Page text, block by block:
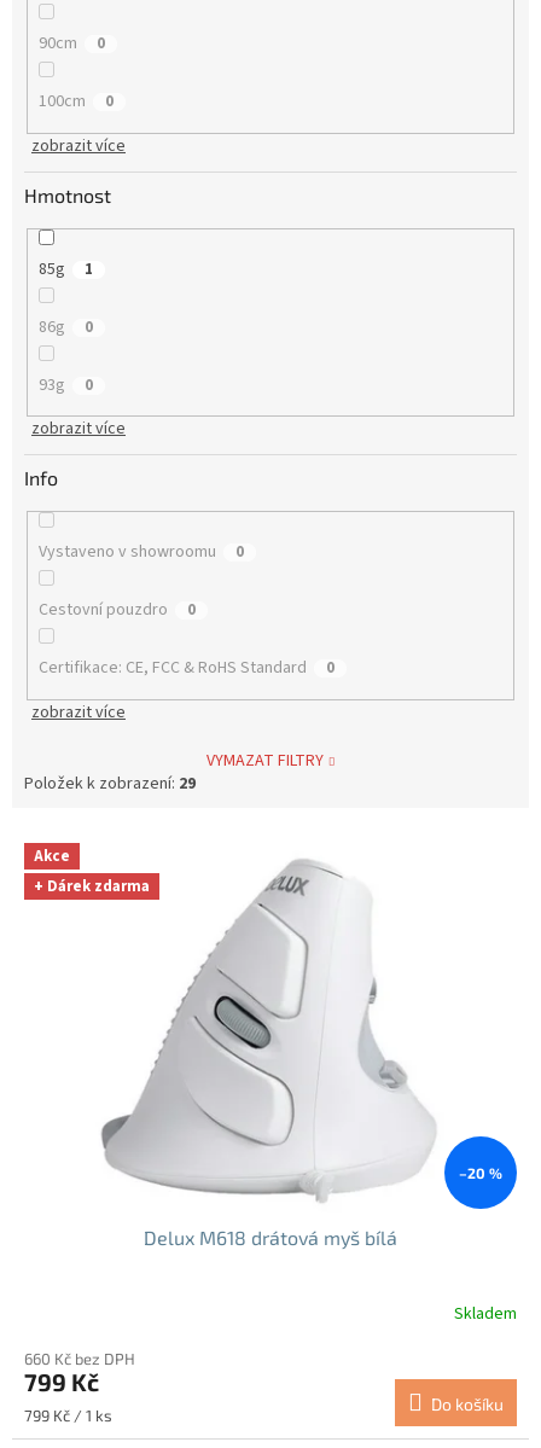
90cm 0
100cm 0
zobrazit více
Hmotnost
85g 1
86g 0
93g 0
zobrazit více
Info
Vystaveno v showroomu 0
Cestovní pouzdro 0
Certifikace: CE, FCC & RoHS Standard 0
zobrazit více
VYMAZAT FILTRY
Položek k zobrazení: 29
V
p
Akce
+ Dárek zdarma
–20 %
Delux M618 drátová myš bílá
produktu
je
5,0
Skladem
660 Kč bez DPH
799 Kč
Měrná
cena:
799 Kč / 1 ks
Do košíku